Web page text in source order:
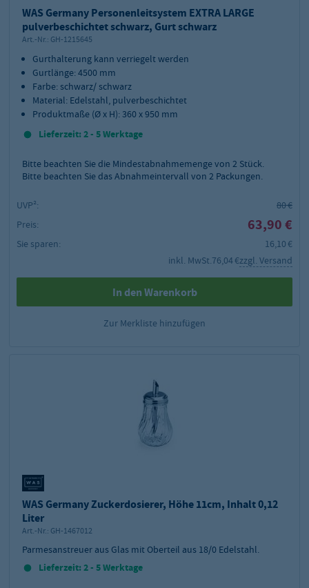
WAS Germany Personenleitsystem EXTRA LARGE
pulverbeschichtet schwarz, Gurt schwarz
Art.-Nr.: GH-1215645
Gurthalterung kann verriegelt werden
Gurtlänge: 4500 mm
Farbe: schwarz/ schwarz
Material: Edelstahl, pulverbeschichtet
Produktmaße (Ø x H): 360 x 950 mm
Lieferzeit: 2 - 5 Werktage
Bitte beachten Sie die Mindestabnahmemenge von 2 Stück.
Bitte beachten Sie das Abnahmeintervall von 2 Packungen.
UVP²:
80 €
Preis:
63,90 €
Sie sparen:
16,10 €
inkl. MwSt.76,04 €zzgl. Versand
In den Warenkorb
Zur Merkliste hinzufügen
WAS Germany Zuckerdosierer, Höhe 11cm, Inhalt 0,12
Liter
Art.-Nr.: GH-1467012
Parmesanstreuer aus Glas mit Oberteil aus 18/0 Edelstahl.
Lieferzeit: 2 - 5 Werktage